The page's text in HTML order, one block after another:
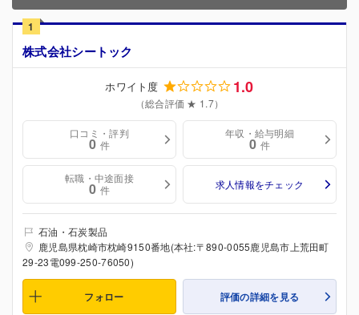
1
株式会社シートック
ホワイト度 1.0
（総合評価 ★ 1.7）
口コミ・評判
0 件
年収・給与明細
0 件
転職・中途面接
0 件 求人情報をチェック
石油・石炭製品
鹿児島県枕崎市枕崎9150番地(本社:〒890-0055鹿児島市上荒田町
29-23電099-250-76050)
フォロー 評価の詳細を見る